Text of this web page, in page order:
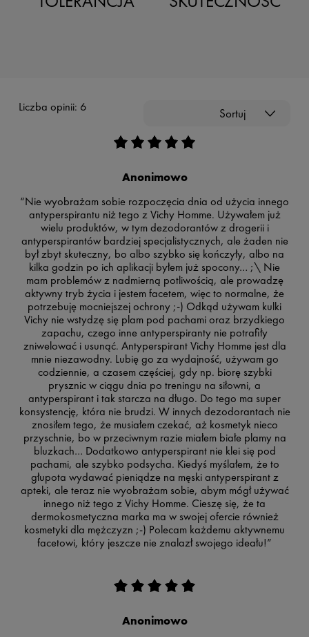
Liczba opinii: 6 Sortuj
Anonimowo
“Nie wyobrażam sobie rozpoczęcia dnia od użycia innego
antyperspirantu niż tego z Vichy Homme. Używałem już
wielu produktów, w tym dezodorantów z drogerii i
antyperspirantów bardziej specjalistycznych, ale żaden nie
był zbyt skuteczny, bo albo szybko się kończyły, albo na
kilka godzin po ich aplikacji byłem już spocony… ;\ Nie
mam problemów z nadmierną potliwością, ale prowadzę
aktywny tryb życia i jestem facetem, więc to normalne, że
potrzebuję mocniejszej ochrony ;-) Odkąd używam kulki
Vichy nie wstydzę się plam pod pachami oraz brzydkiego
zapachu, czego inne antyperspiranty nie potrafiły
zniwelować i usunąć. Antyperspirant Vichy Homme jest dla
mnie niezawodny. Lubię go za wydajność, używam go
codziennie, a czasem częściej, gdy np. biorę szybki
prysznic w ciągu dnia po treningu na siłowni, a
antyperspirant i tak starcza na długo. Do tego ma super
konsystencję, która nie brudzi. W innych dezodorantach nie
znosiłem tego, że musiałem czekać, aż kosmetyk nieco
przyschnie, bo w przeciwnym razie miałem białe plamy na
bluzkach… Dodatkowo antyperspirant nie klei się pod
pachami, ale szybko podsycha. Kiedyś myślałem, że to
głupota wydawać pieniądze na męski antyperspirant z
apteki, ale teraz nie wyobrażam sobie, abym mógł używać
innego niż tego z Vichy Homme. Cieszę się, że ta
dermokosmetyczna marka ma w swojej ofercie również
kosmetyki dla mężczyzn ;-) Polecam każdemu aktywnemu
facetowi, który jeszcze nie znalazł swojego ideału!”
Anonimowo